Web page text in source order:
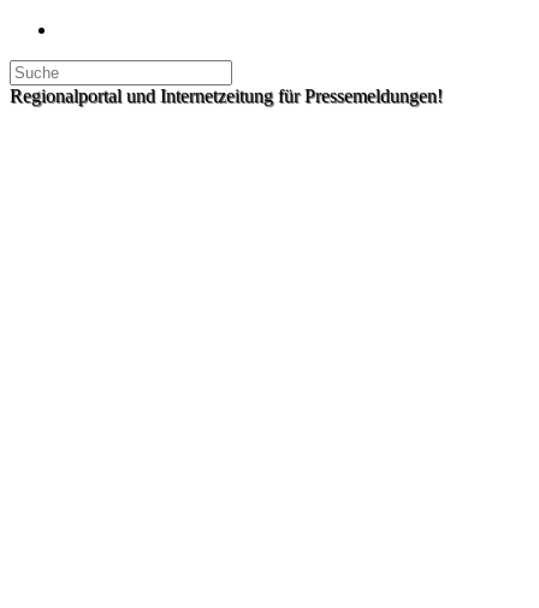
Regionalportal und Internetzeitung für Pressemeldungen!